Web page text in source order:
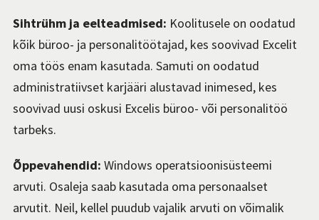
Sihtrühm ja eelteadmised: Koolitusele on oodatud
kõik büroo- ja personalitöötajad, kes soovivad Excelit
oma töös enam kasutada. Samuti on oodatud
administratiivset karjääri alustavad inimesed, kes
soovivad uusi oskusi Excelis büroo- või personalitöö
tarbeks.
Õppevahendid: Windows operatsioonisüsteemi
arvuti. Osaleja saab kasutada oma personaalset
arvutit. Neil, kellel puudub vajalik arvuti on võimalik